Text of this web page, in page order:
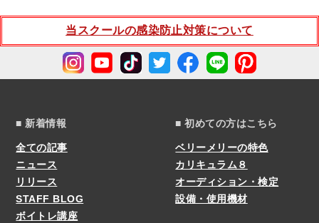
当スクールの感染防止対策について
■ 新着情報
全ての記事
ニュース
リリース
STAFF BLOG
ボイトレ講座
■ 初めての方はこちら
ベリーメリーの特色
カリキュラム８
オーディション・検定
設備・使用機材